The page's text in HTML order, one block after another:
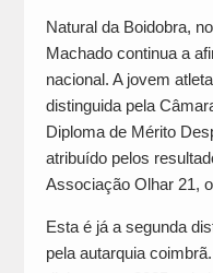
Natural da Boidobra,
Machado continua a
nacional. A jovem
distinguida pela
Diploma de Mérito
atribuído pelos
Associação Olhar 21,
Esta é já a segunda
pela autarquia